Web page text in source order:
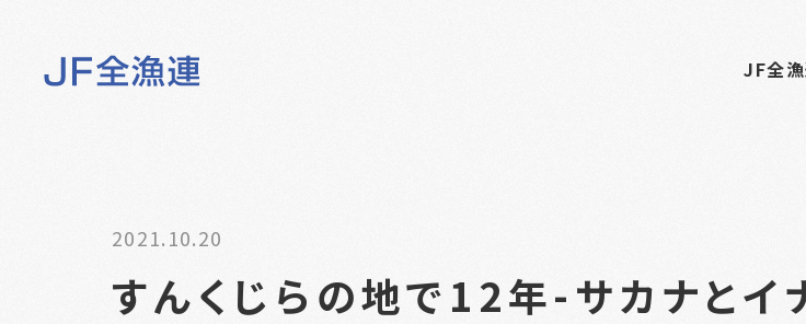
JF全
2021.10.20
すんくじらの地で12年-サカナとイ